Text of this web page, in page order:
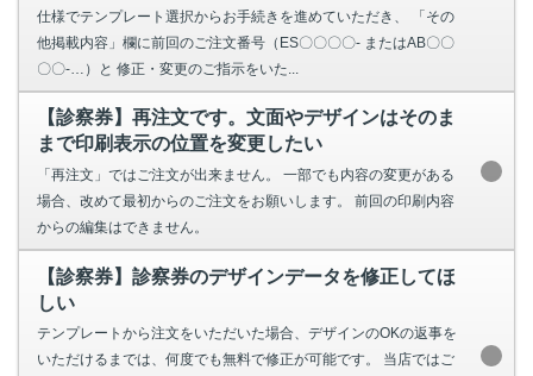
仕様でテンプレート選択からお手続きを進めていただき、 「その
他掲載内容」欄に前回のご注文番号（ES〇〇〇〇- またはAB〇〇
〇〇-…）と 修正・変更のご指示をいた...
【診察券】再注文です。文面やデザインはそのま
まで印刷表示の位置を変更したい
「再注文」ではご注文が出来ません。 一部でも内容の変更がある
場合、改めて最初からのご注文をお願いします。 前回の印刷内容
からの編集はできません。
【診察券】診察券のデザインデータを修正してほ
しい
テンプレートから注文をいただいた場合、デザインのOKの返事を
いただけるまでは、何度でも無料で修正が可能です。 当店ではご